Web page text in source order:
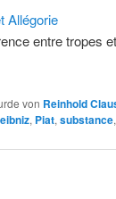
Allégorie
entre tropes
von Reinhold
, Piat, substance,